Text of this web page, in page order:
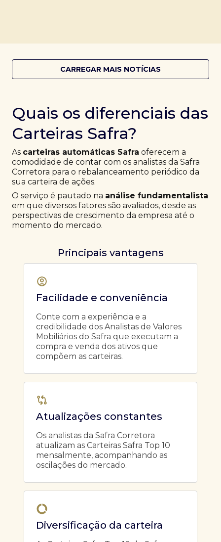
CARREGAR MAIS NOTÍCIAS
Quais os diferenciais das
Carteiras Safra?
As carteiras automáticas Safra oferecem a
comodidade de contar com os analistas da Safra
Corretora para o rebalanceamento periódico da
sua carteira de ações.
O serviço é pautado na análise fundamentalista
em que diversos fatores são avaliados, desde as
perspectivas de crescimento da empresa até o
momento do mercado.
Principais vantagens
Facilidade e conveniência
Conte com a experiência e a
credibilidade dos Analistas de Valores
Mobiliários do Safra que executam a
compra e venda dos ativos que
compõem as carteiras.
Atualizações constantes
Os analistas da Safra Corretora
atualizam as Carteiras Safra Top 10
mensalmente, acompanhando as
oscilações do mercado.
Diversificação da carteira